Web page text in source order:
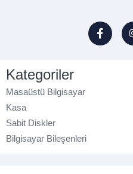
Kategoriler
Masaüstü Bilgisayar
Kasa
Sabit Diskler
Bilgisayar Bileşenleri